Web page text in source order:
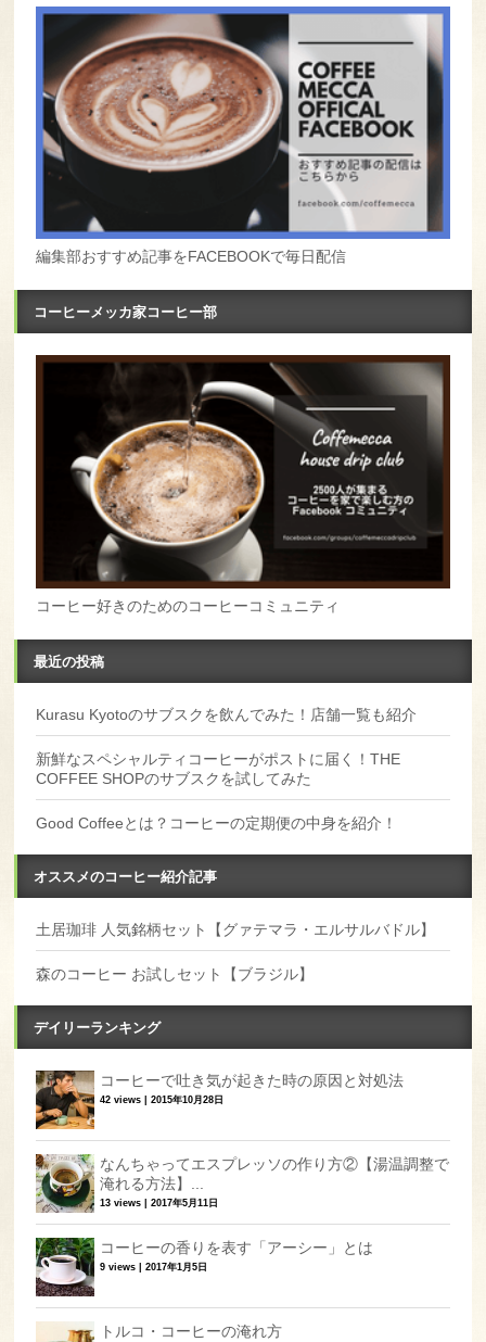
編集部おすすめ記事をFACEBOOKで毎日配信
コーヒーメッカ家コーヒー部
コーヒー好きのためのコーヒーコミュニティ
最近の投稿
Kurasu Kyotoのサブスクを飲んでみた！店舗一覧も紹介
新鮮なスペシャルティコーヒーがポストに届く！THE
COFFEE SHOPのサブスクを試してみた
Good Coffeeとは？コーヒーの定期便の中身を紹介！
オススメのコーヒー紹介記事
土居珈琲 人気銘柄セット【グァテマラ・エルサルバドル】
森のコーヒー お試しセット【ブラジル】
デイリーランキング
コーヒーで吐き気が起きた時の原因と対処法
42 views |2015年10月28日
なんちゃってエスプレッソの作り方②【湯温調整で
淹れる方法】...
13 views |2017年5月11日
コーヒーの香りを表す「アーシー」とは
9 views |2017年1月5日
トルコ・コーヒーの淹れ方